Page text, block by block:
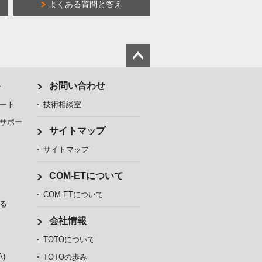
よくある質問と答え
ト
ポー
お問い合わせ
技術相談室
サイトマップ
サイトマップ
COM-ETについて
COM-ETについて
会社情報
TOTOについて
TOTOの歩み